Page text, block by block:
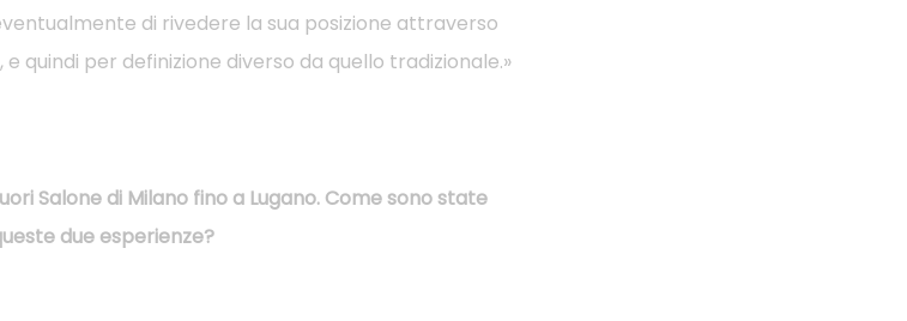
di rivedere la sua posizione attraverso
quindi per definizione diverso da quello tradizionale.»
Salone di Milano fino a Lugano. Come sono state
due esperienze?